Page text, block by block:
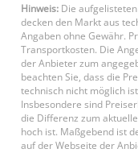
Hinweis: Die
decken den Markt aus
Angaben ohne Gewähr.
Transportkosten. Die
der Anbieter zum
beachten Sie, dass die
technisch nicht möglich
Insbesondere sind
die Differenz zum
hoch ist. Maßgebend ist
auf der Webseite der